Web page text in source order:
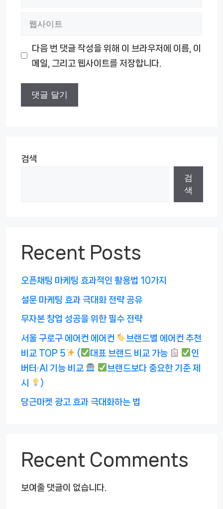
다음 번 댓글 작성을 위해 이 브라우저에 이름, 이
메일, 그리고 웹사이트를 저장합니다.
검색
검
색
Recent Posts
오픈채팅 마케팅 효과적인 활용법 10가지
설문 마케팅 효과 극대화 전략 공유
무자본 창업 성공을 위한 필수 전략
서울 구로구 에어컨 에어컨
브랜드별 에어컨 추천
비교 TOP 5
( 대표 브랜드 비교 가능
인
버터·AI 기능 비교
브랜드보다 중요한 기준 제
시
)
당근마켓 광고 효과 극대화하는 법
Recent Comments
보여줄 댓글이 없습니다.